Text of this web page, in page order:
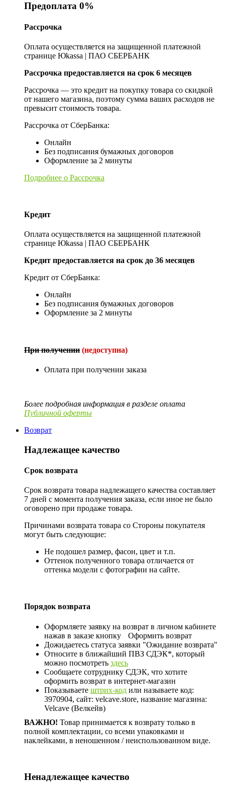
Предоплата 0%
Рассрочка
Оплата осуществляется на защищенной платежной
странице Юkassa | ПАО СБЕРБАНК
Рассрочка предоставляется на срок 6 месяцев
Рассрочка — это кредит на покупку товара со скидкой
от нашего магазина, поэтому сумма ваших расходов не
превысит стоимость товара.
Рассрочка от СберБанка:
Онлайн
Без подписания бумажных договоров
Оформление за 2 минуты
Подробнее о Рассрочка
Кредит
Оплата осуществляется на защищенной платежной
странице Юkassa | ПАО СБЕРБАНК
Кредит предоставляется на срок до 36 месяцев
Кредит от СберБанка:
Онлайн
Без подписания бумажных договоров
Оформление за 2 минуты
При получении (недоступна)
Оплата при получении заказа
Более подробная информация в разделе оплата
Публичной оферты
Возврат
Надлежащее качество
Срок возврата
Срок возврата товара надлежащего качества составляет
7 дней с момента получения заказа, если иное не было
оговорено при продаже товара.
Причинами возврата товара со Стороны покупателя
могут быть следующие:
Не подошел размер, фасон, цвет и т.п.
Оттенок полученного товара отличается от
оттенка модели с фотографии на сайте.
Порядок возврата
Оформляете заявку на возврат в личном кабинете
нажав в заказе кнопку
Оформить возврат
Дожидаетесь статуса заявки "Ожидание возврата"
Относите в ближайший ПВЗ СДЭК*, который
можно посмотреть здесь
Сообщаете сотруднику СДЭК, что хотите
оформить возврат в интернет-магазин
Показываете штрих-код или называете код:
3970904, сайт: velcave.store, название магазина:
Velcave (Велкейв)
ВАЖНО! Товар принимается к возврату только в
полной комплектации, со всеми упаковками и
наклейками, в неношенном / неиспользованном виде.
Ненадлежащее качество